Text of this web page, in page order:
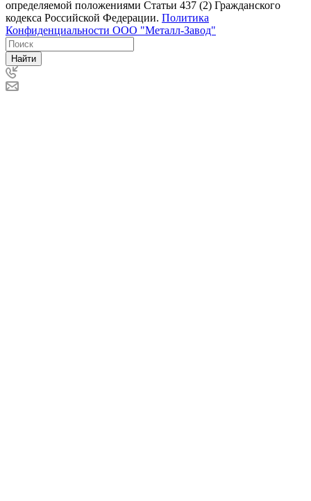
определяемой положениями Статьи 437 (2) Гражданского
кодекса Российской Федерации. Политика
Конфиденциальности ООО "Металл-Завод"
Найти